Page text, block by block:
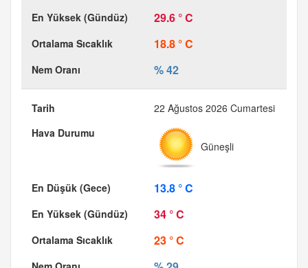
29.6 ° C
18.8 ° C
% 42
22 Ağustos 2026 Cumartesi
Güneşli
13.8 ° C
34 ° C
23 ° C